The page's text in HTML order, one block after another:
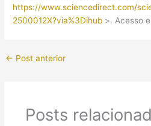
https://www.sciencedirect.com/
2500012X?via%3Dihub >. Acesso
← Post anterior
Posts